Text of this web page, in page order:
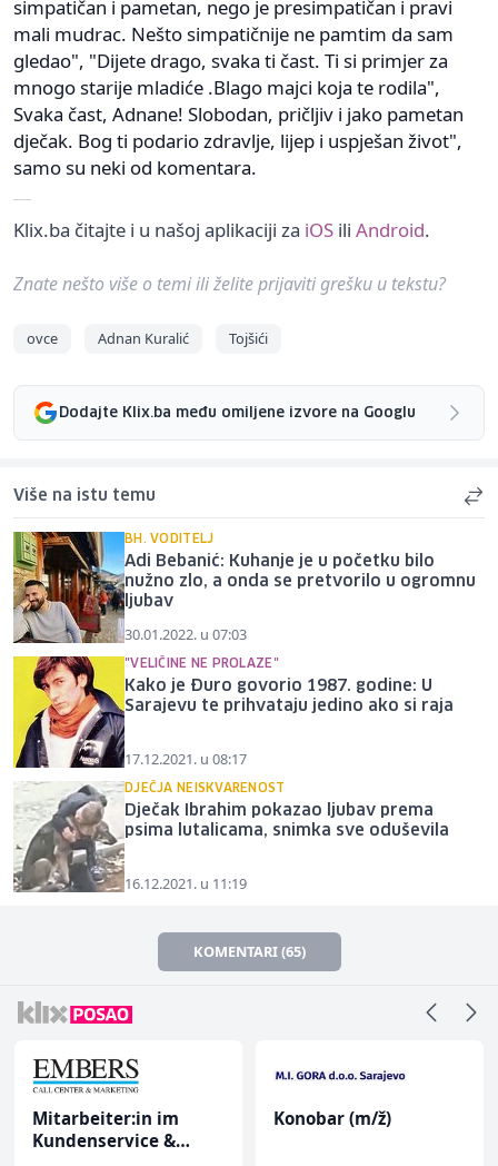
simpatičan i pametan, nego je presimpatičan i pravi
mali mudrac. Nešto simpatičnije ne pamtim da sam
gledao", "Dijete drago, svaka ti čast. Ti si primjer za
mnogo starije mladiće .Blago majci koja te rodila",
Svaka čast, Adnane! Slobodan, pričljiv i jako pametan
dječak. Bog ti podario zdravlje, lijep i uspješan život",
samo su neki od komentara.
Klix.ba čitajte i u našoj aplikaciji za iOS ili Android.
Znate nešto više o temi ili želite prijaviti grešku u tekstu?
ovce Adnan Kuralić Tojšići
Dodajte Klix.ba među omiljene izvore na Googlu
Više na istu temu
BH. VODITELJ
Adi Bebanić: Kuhanje je u početku bilo
nužno zlo, a onda se pretvorilo u ogromnu
ljubav
30.01.2022. u 07:03
"VELIČINE NE PROLAZE"
Kako je Đuro govorio 1987. godine: U
Sarajevu te prihvataju jedino ako si raja
17.12.2021. u 08:17
DJEČJA NEISKVARENOST
Dječak Ibrahim pokazao ljubav prema
psima lutalicama, snimka sve oduševila
16.12.2021. u 11:19
KOMENTARI (65)
Mitarbeiter:in im
Kundenservice &
Konobar (m/ž)